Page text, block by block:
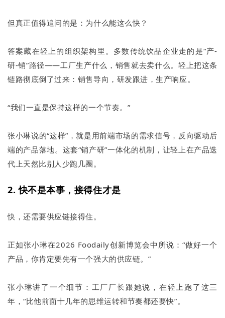
但真正值得追问的是：为什么能这么快？
答案藏在轻上的组织架构里。多数传统饮品企业走的是“产-
研-销”路径——工厂生产什么，销售就去卖什么。轻上把这条
链路彻底倒了过来：销售导向，研发跟进，生产响应。
“我们一直是保持这样的一个节奏。”
张小琳说的“这样”，就是用前端市场的需求信号，反向驱动后
端的产品落地。这套“销产研”一体化的机制，让轻上在产品迭
代上天然比别人少跑几圈。
2. 快不是本事，接得住才是
快，还需要供应链接得住。
正如张小琳在2026 Foodaily创新博览会中所说：“做好一个
产品，你肯定要先有一个强大的供应链。”
张小琳讲了一个细节：工厂厂长跟她说，在轻上跑了这三
年，“比他前面十几年的思维运转和节奏都还要快”。